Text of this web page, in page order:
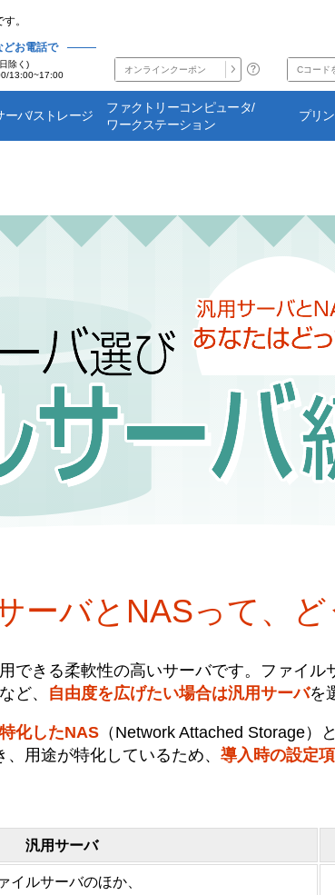
。
どお電話で
除く)
13:00~17:00
ーバ/ストレージ
ファクトリーコンピュータ/
ワークステーション
プリ
ーバとNASって、
できる柔軟性の高いサーバです。ファイ
ど、 自由度を広げたい場合は汎用サーバを
化したNAS （Network Attached Storage
用途が特化しているため、 導入時の設定
汎用サーバ
イルサーバのほか、